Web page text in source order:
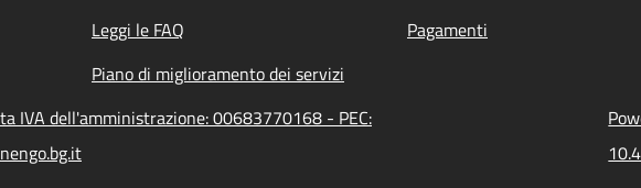
Leggi le FAQ Pagamenti
Piano di miglioramento dei servizi
IVA dell'amministrazione: 00683770168 - PEC: